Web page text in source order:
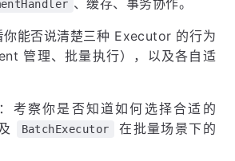
、缓存、事务协作。
你能否说清楚三种 Executor 的行为
管理、批量执行），以及各自适
：考察你是否知道如何选择合适的
BatchExecutor
在批量场景下的